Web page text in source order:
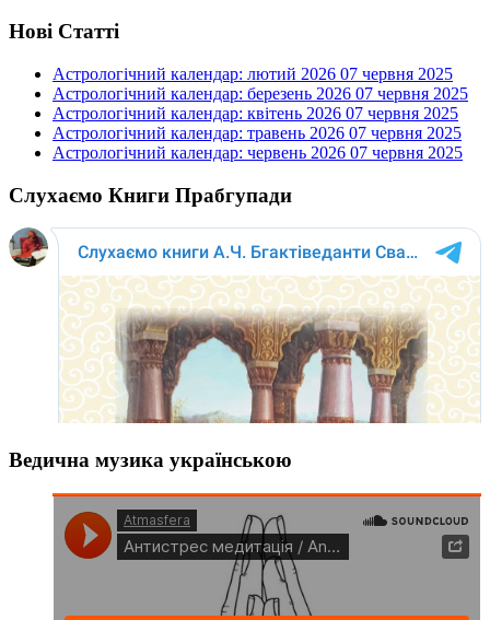
Нові Статті
Астрологічний календар: лютий 2026 07 червня 2025
Астрологічний календар: березень 2026 07 червня 2025
Астрологічний календар: квітень 2026 07 червня 2025
Астрологічний календар: травень 2026 07 червня 2025
Астрологічний календар: червень 2026 07 червня 2025
Слухаємо Книги Прабгупади
Ведична музика українською